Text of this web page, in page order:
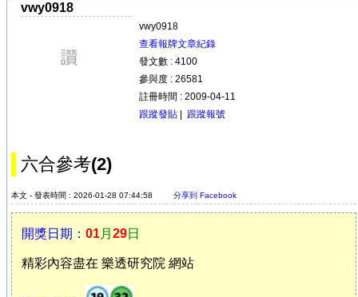
vwy0918
vwy0918
查看報牌文章紀錄
發文數 : 4100
參與度 : 26581
註冊時間 : 2009-04-11
跟蹤發貼
跟蹤報號
六合參考(2)
本文 - 發表時間 : 2026-01-28 07:44:58 分享到 Facebook
開獎日期： 01月 29日
精彩內容盡在 樂透研究院 網站